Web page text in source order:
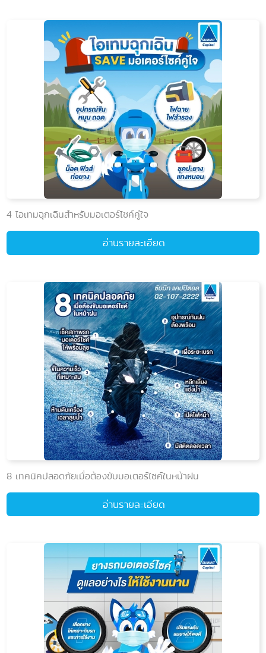
4 ไอเทมฉุกเฉินสำหรับมอเตอร์ไซค์คู่ใจ
อ่านรายละเอียด
8 เทคนิคปลอดภัยเมื่อต้องขับมอเตอร์ไซค์ในหน้าฝน
อ่านรายละเอียด